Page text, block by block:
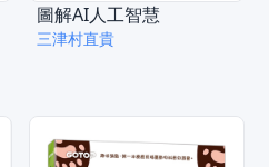
圖解AI人工智慧
三津村直貴